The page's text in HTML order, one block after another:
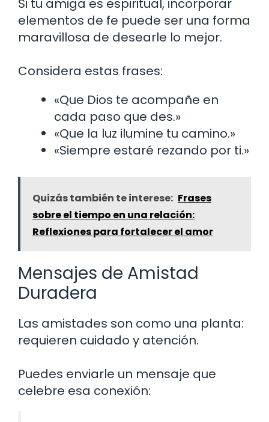
Si tu amiga es espiritual, incorporar
elementos de fe puede ser una forma
maravillosa de desearle lo mejor.
Considera estas frases:
«Que Dios te acompañe en
cada paso que des.»
«Que la luz ilumine tu camino.»
«Siempre estaré rezando por ti.»
Quizás también te interese: Frases
sobre el tiempo en una relación:
Reflexiones para fortalecer el amor
Mensajes de Amistad
Duradera
Las amistades son como una planta:
requieren cuidado y atención.
Puedes enviarle un mensaje que
celebre esa conexión: